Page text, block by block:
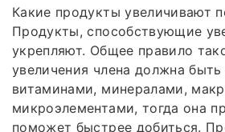
Какие продукты увеличивают
Продукты, способствующие
укрепляют. Общее правило
увеличения члена должна быть
витаминами, минералами,
микроэлементами, тогда она
поможет быстрее добиться.